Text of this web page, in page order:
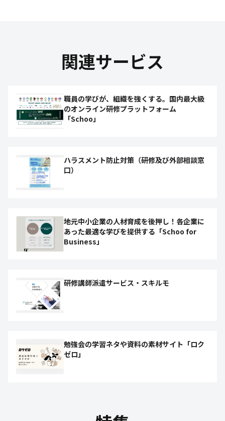
関連サービス
職員の学びが、組織を強くする。国内最大級
のオンライン研修プラットフォーム
「Schoo」
ハラスメント防止対策（研修及び外部相談窓
口）
地元中小企業の人材育成を後押し！各企業に
あった最適な学びを提供する「Schoo for
Business」
研修講師派遣サービス・スキルモ
勉強会の学習ネタや資料の素材サイト「ロク
ゼロ」